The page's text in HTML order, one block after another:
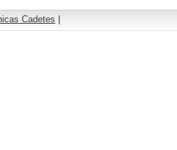
Cadetes